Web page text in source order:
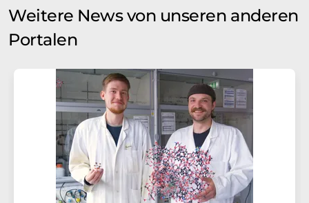
Weitere News von unseren anderen
Portalen